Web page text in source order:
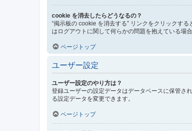
cookie を消去したらどうなるの？
“掲示板の cookie を消去する” リンクをクリックす
はログアウトに関して何らかの問題を抱えている場
ページトップ
ユーザー設定
ユーザー設定のやり方は？
登録ユーザーの設定データはデータベースに保管さ
る設定データを変更できます。
ページトップ